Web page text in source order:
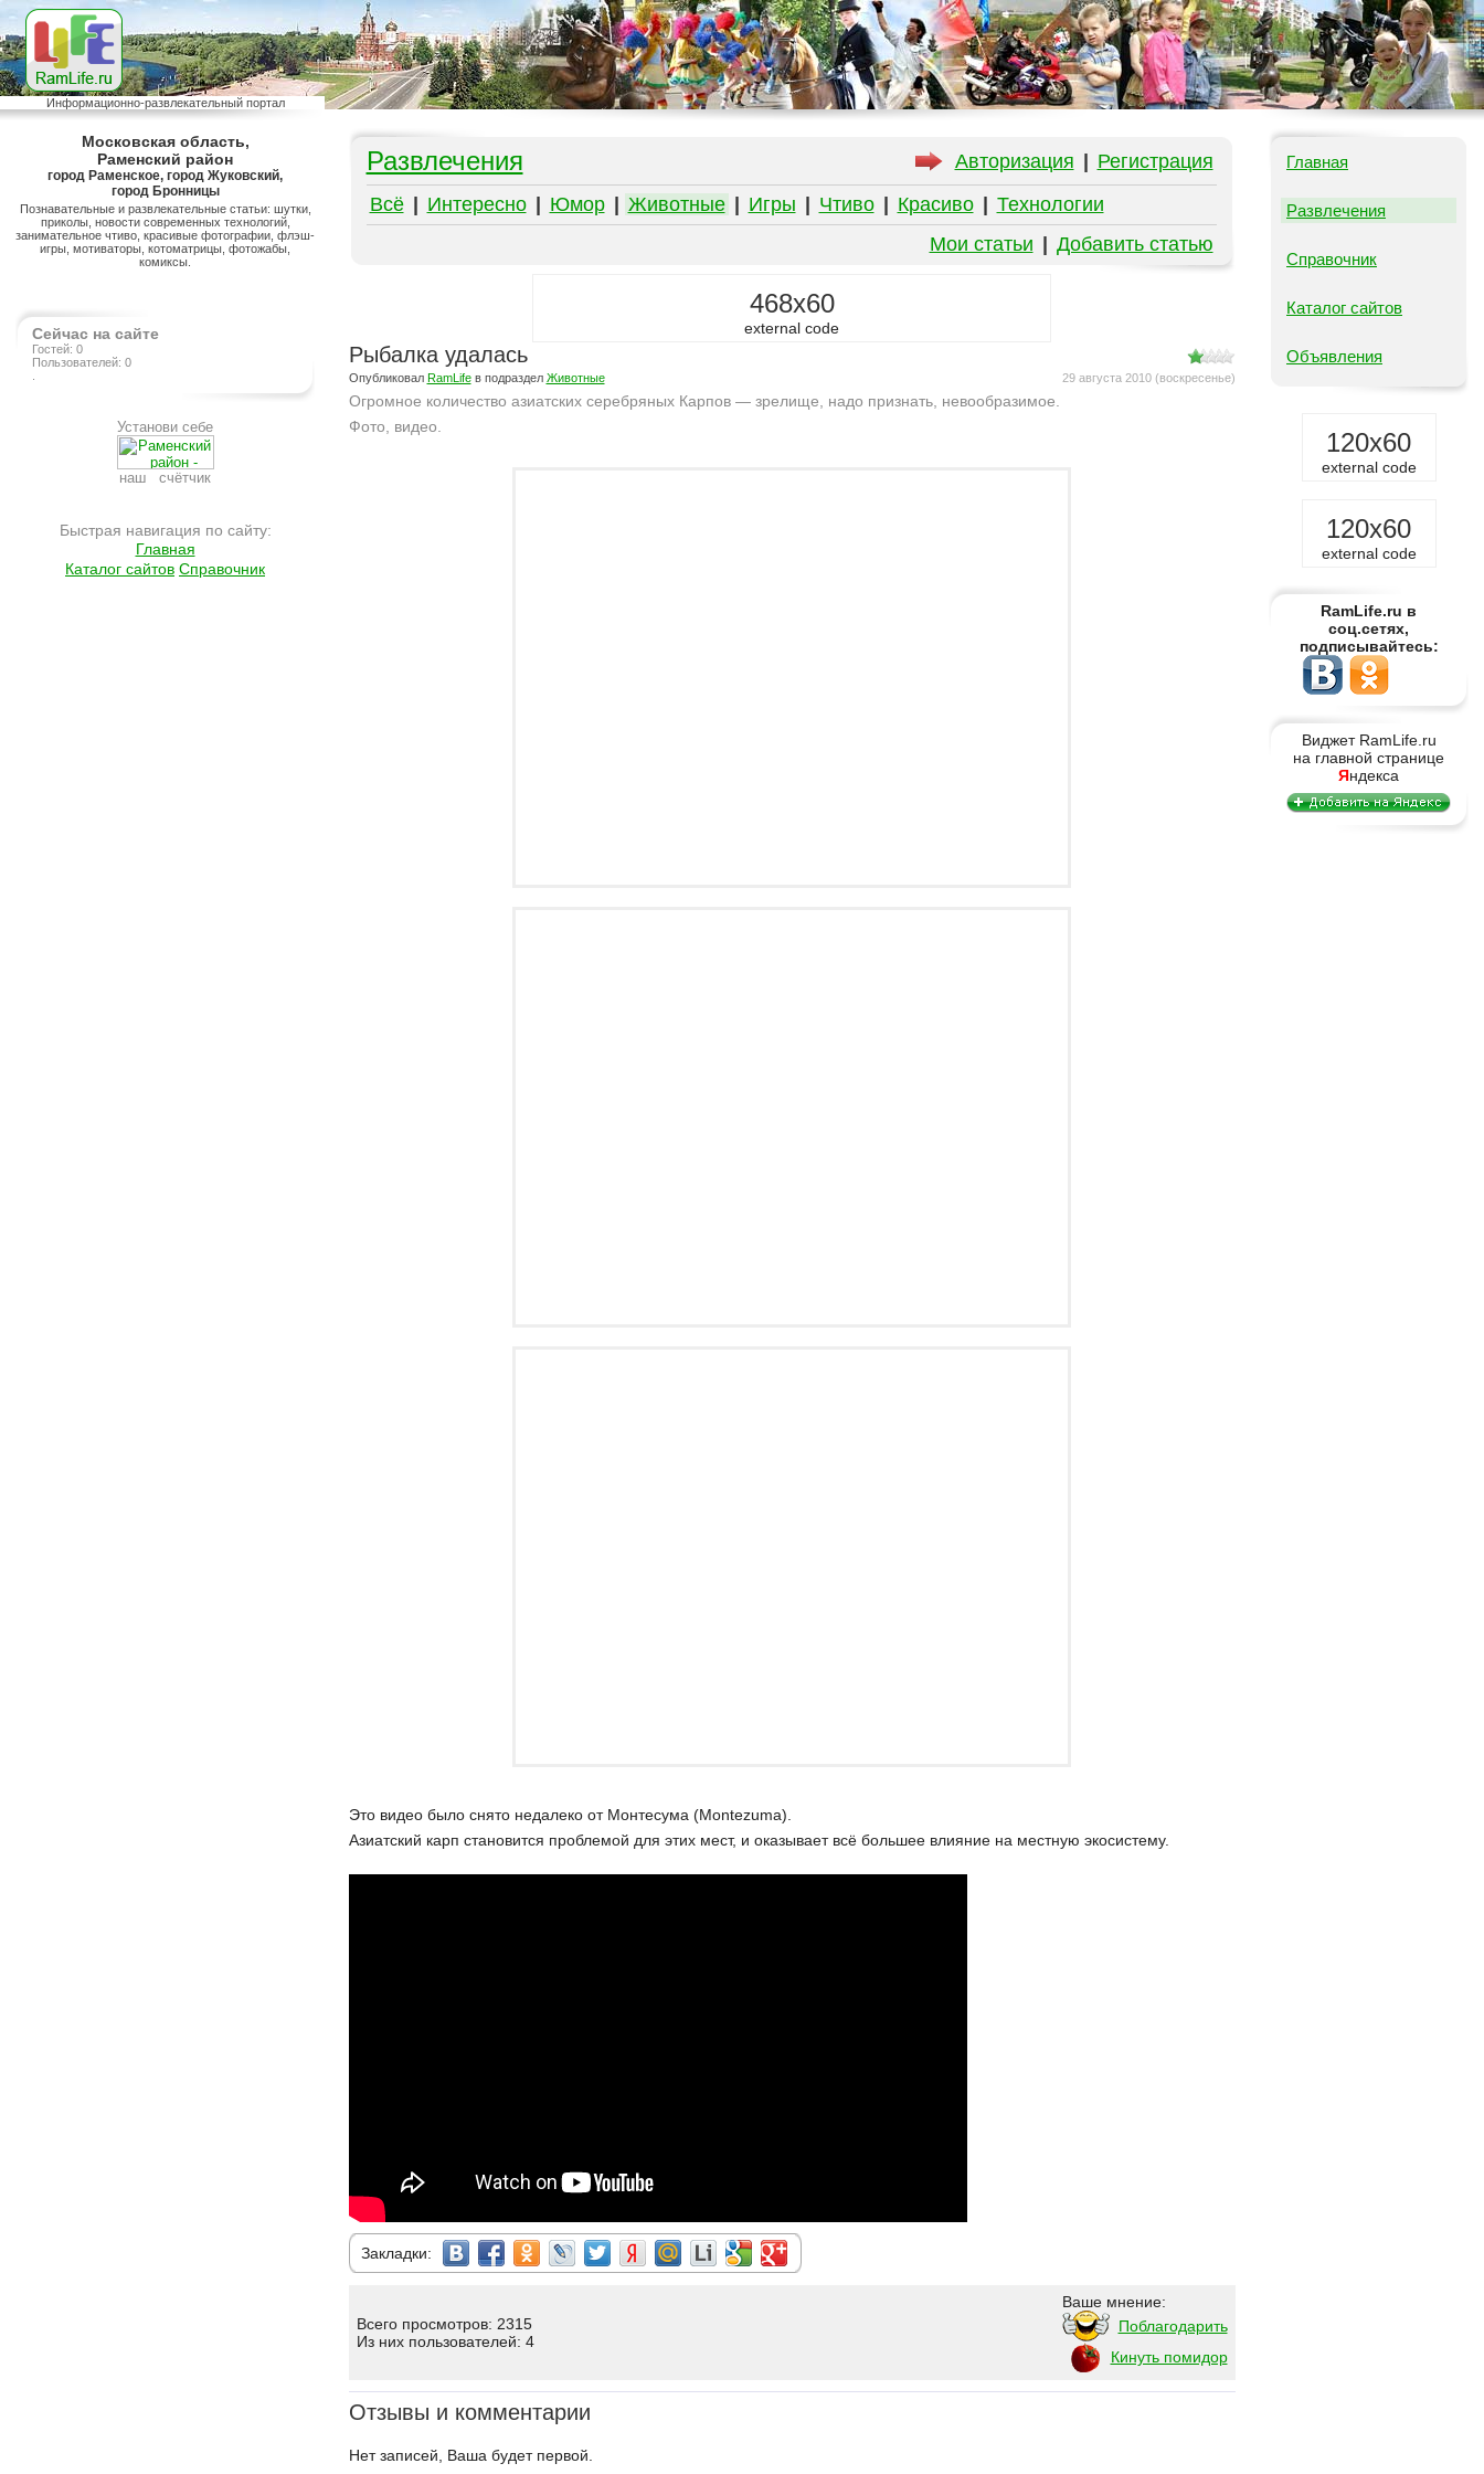
Информационно-развлекательный портал
Московская область,
Раменский район
город Раменское, город Жуковский,
город Бронницы
Познавательные и развлекательные статьи: шутки,
приколы, новости современных технологий,
занимательное чтиво, красивые фотографии, флэш-
игры, мотиваторы, котоматрицы, фотожабы,
комиксы.
Сейчас на сайте
Гостей: 0
Пользователей: 0
Установи себе
наш счётчик
Быстрая навигация по сайту:
Главная
Каталог сайтов Справочник
Авторизация Регистрация
Развлечения
Всё Интересно Юмор Животные Игры Чтиво Красиво
Технологии
Мои статьи
Добавить статью
468x60
external code
Рыбалка удалась
29 августа 2010 (воскресенье)
Опубликовал RamLifeв подраздел Животные
Огромное количество азиатских серебряных Карпов — зрелище, надо признать, невообразимое.
Фото, видео.
Это видео было снято недалеко от Монтесума (Montezuma).
Азиатский карп становится проблемой для этих мест, и оказывает всё большее влияние на местную экосистему.
Закладки:
Всего просмотров: 2315
Из них пользователей: 4
Ваше мнение:
Поблагодарить
Кинуть помидор
Отзывы и комментарии
Нет записей, Ваша будет первой.
Главная
Развлечения
Справочник
Каталог сайтов
Объявления
120x60
external code
120x60
external code
RamLife.ru в
соц.сетях,
подписывайтесь:
Виджет RamLife.ru
на главной странице
Яндекса